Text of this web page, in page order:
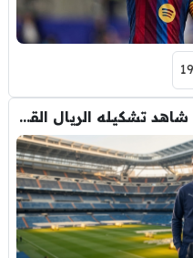
” مهزلة في مدريد ” شاهد تشكيله الريال القادمه لاكتساح المركز الثاني